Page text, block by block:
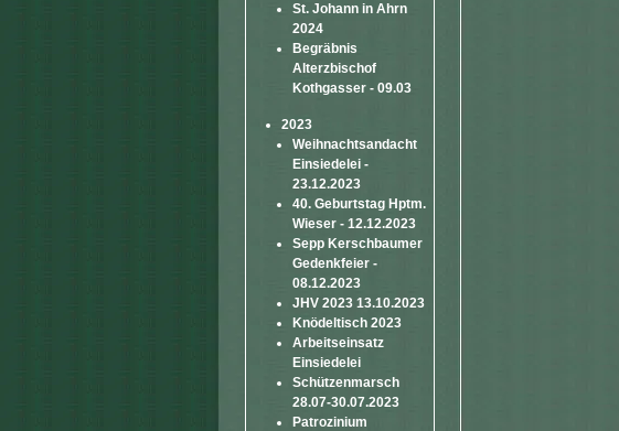
St. Johann in Ahrn
2024
Begräbnis
Alterzbischof
Kothgasser - 09.03
2023
Weihnachtsandacht
Einsiedelei -
23.12.2023
40. Geburtstag Hptm.
Wieser - 12.12.2023
Sepp Kerschbaumer
Gedenkfeier -
08.12.2023
JHV 2023 13.10.2023
Knödeltisch 2023
Arbeitseinsatz
Einsiedelei
Schützenmarsch
28.07-30.07.2023
Patrozinium